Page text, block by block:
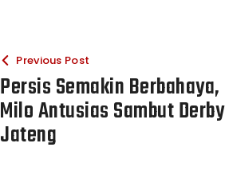
Previous Post
Persis Semakin Berbahaya,
Milo Antusias Sambut Derby
Jateng